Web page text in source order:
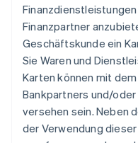
Finanzpartner
Geschäftskunde ein
Sie Waren und
Karten können mit
Bankpartners und/
versehen sein. Neben
der Verwendung